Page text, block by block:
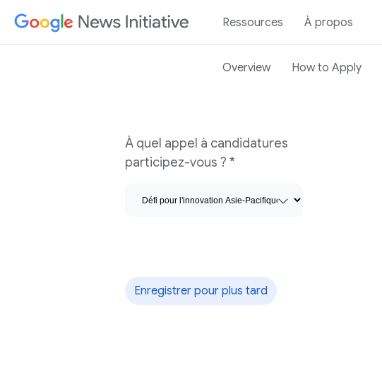
Ressources À propos
Overview How to Apply
Formulaire du programme Défi pour l'innovation
À quel appel à candidatures
participez-vous ? *
Enregistrer pour plus tard